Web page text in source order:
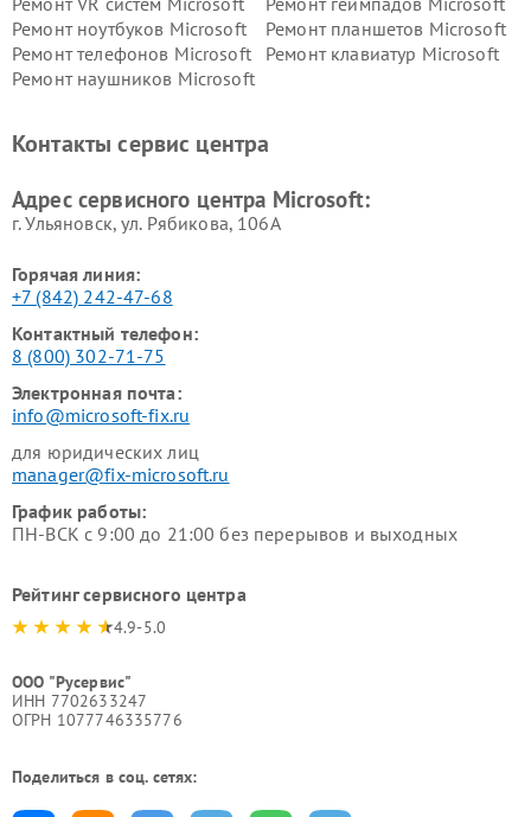
Ремонт ноутбуков Microsoft
Ремонт планшетов Microsoft
Ремонт телефонов Microsoft
Ремонт клавиатур Microsoft
Ремонт наушников Microsoft
Контакты сервис центра
Адрес сервисного центра Microsoft:
г. Ульяновск, ул. Рябикова, 106А
Горячая линия:
+7 (842) 242-47-68
Контактный телефон:
8 (800) 302-71-75
Электронная почта:
info@microsoft-fix.ru
для юридических лиц
manager@fix-microsoft.ru
График работы:
ПН-ВСК с 9:00 до 21:00 без перерывов и выходных
Рейтинг сервисного центра
4.9-5.0
ООО "Русервис"
ИНН 7702633247
ОГРН 1077746335776
Поделиться в соц. сетях: